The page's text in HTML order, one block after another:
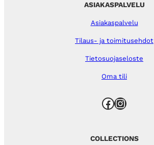
ASIAKASPALVELU
Asiakaspalvelu
Tilaus- ja toimitusehdot
Tietosuojaseloste
Oma tili
Facebook Instagram
COLLECTIONS